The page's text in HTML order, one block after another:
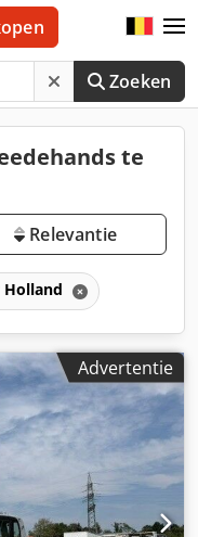
Zoeken
te
Relevantie
Holland
Advertentie